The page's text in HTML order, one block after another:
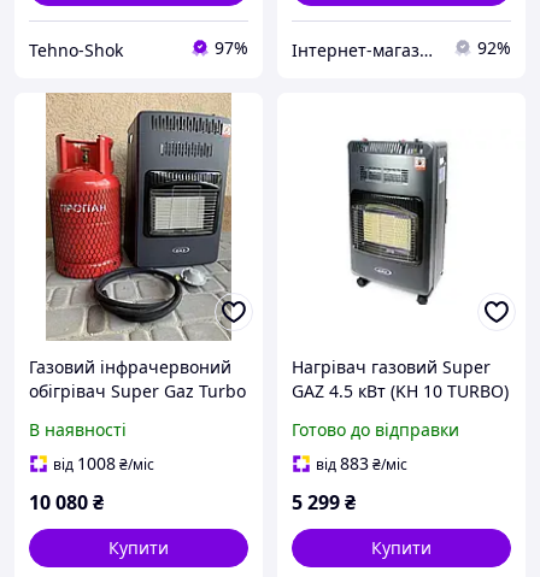
Tehno-Shok 97% Інтернет-магазин "Все для тебе" 92%
Газовий інфрачервоний
обігрівач Super Gaz Turbo
балоном(27 л),
редуктором та шлангом
В наявності
від 1008₴/міс
10 080₴
Купити
Нагрівач газовий Super
GAZ 4.5 кВт (KH 10 TURBO)
Готово до відправки
від883₴/міс
5 299₴
Купити